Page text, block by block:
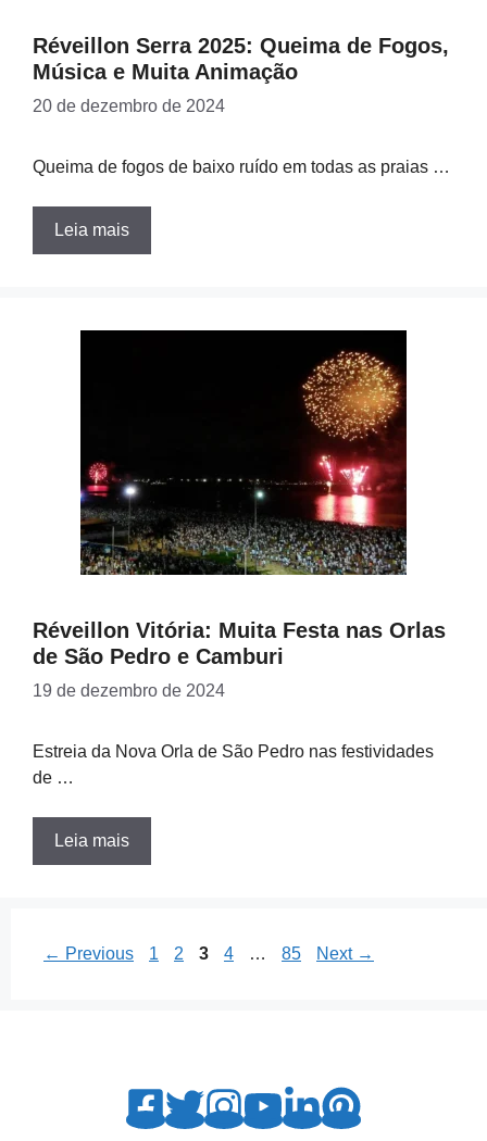
Réveillon Serra 2025: Queima de Fogos,
Música e Muita Animação
20 de dezembro de 2024
Queima de fogos de baixo ruído em todas as praias …
Leia mais
Réveillon Vitória: Muita Festa nas Orlas
de São Pedro e Camburi
19 de dezembro de 2024
Estreia da Nova Orla de São Pedro nas festividades
de …
Leia mais
← Previous Page
1 Page
2 Page
3 Page
4 … Page
85 Next →